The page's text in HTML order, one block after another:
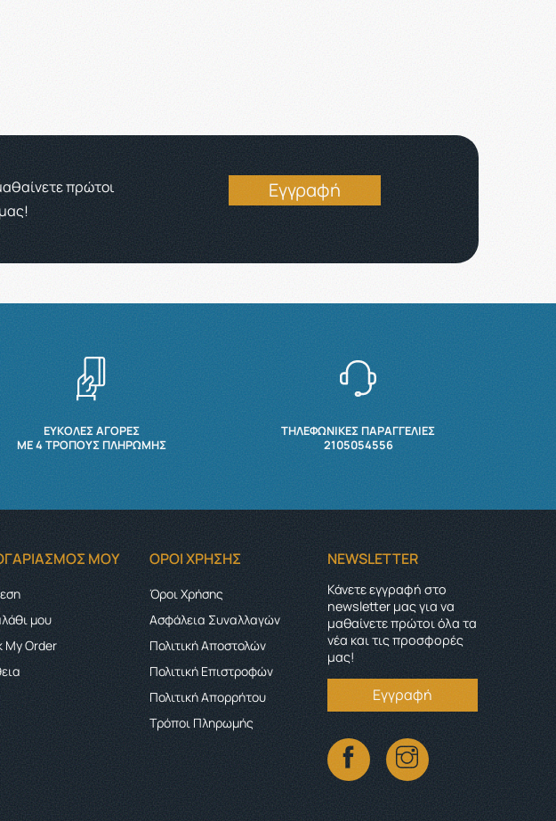
πρώτοι
Εγγραφή
ΕΥΚΟΛΕΣ ΑΓΟΡΕΣ
ΜΕ 4 ΤΡΌΠΟΥΣ ΠΛΗΡΩΜΉΣ
ΤΗΛΕΦΩΝΙΚΕΣ ΠΑΡΑΓΓΕΛΙΕΣ
2105054556
ΜΟΥ
μου
My Order
ΌΡΟΙ ΧΡΉΣΗΣ
Όροι Χρήσης
Ασφάλεια Συναλλαγών
Πολιτική Αποστολών
Πολιτική Επιστροφών
Πολιτική Απορρήτου
Τρόποι Πληρωμής
NEWSLETTER
Κάνετε εγγραφή στο
newsletter μας για να
μαθαίνετε πρώτοι όλα τα
νέα και τις προσφορές
μας!
Εγγραφή